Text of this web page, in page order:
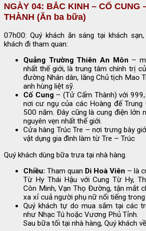
NGÀY 04: BẮC KINH – CỐ CUNG
THÀNH (Ăn ba bữa)
07h00: Quý khách ăn sáng tại khách
khách đi tham quan:
Quảng Trường Thiên An Môn –
nhất thế giới, là trung tâm chính trị
đường Nhân dân, lăng Chủ tịch Mao
anh hùng liệt sỹ.
Cố Cung– (Tử Cấm Thành) với
nơi cư ngụ của các Hoàng đế Trung
500 năm. Đây cũng là cung điện lớn
nguyên vẹn nhất thế giới.
Cửa hàng Trúc Tre – nơi trưng bày
vật dụng gia đình làm từ Tre – Trúc
Quý khách dùng bữa trưa tại nhà hàng.
Chiều: Tham quan Di Hoà Viên – là
Từ Hy Thái Hậu với Cung Từ Hy,
Côn Minh, Vạn Thọ Đường, tận mắt
xa xỉ cuả người phụ nữ nổi tiếng
Quý khách tự do mua sắm tại các
như Nhạc Tú hoặc Vương Phủ Tỉnh.
Sau bữa tối tại nhà hàng, Quý khách